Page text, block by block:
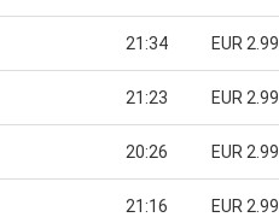
21:34 EUR 2.99
21:23 EUR 2.99
20:26 EUR 2.99
21:16 EUR 2.99